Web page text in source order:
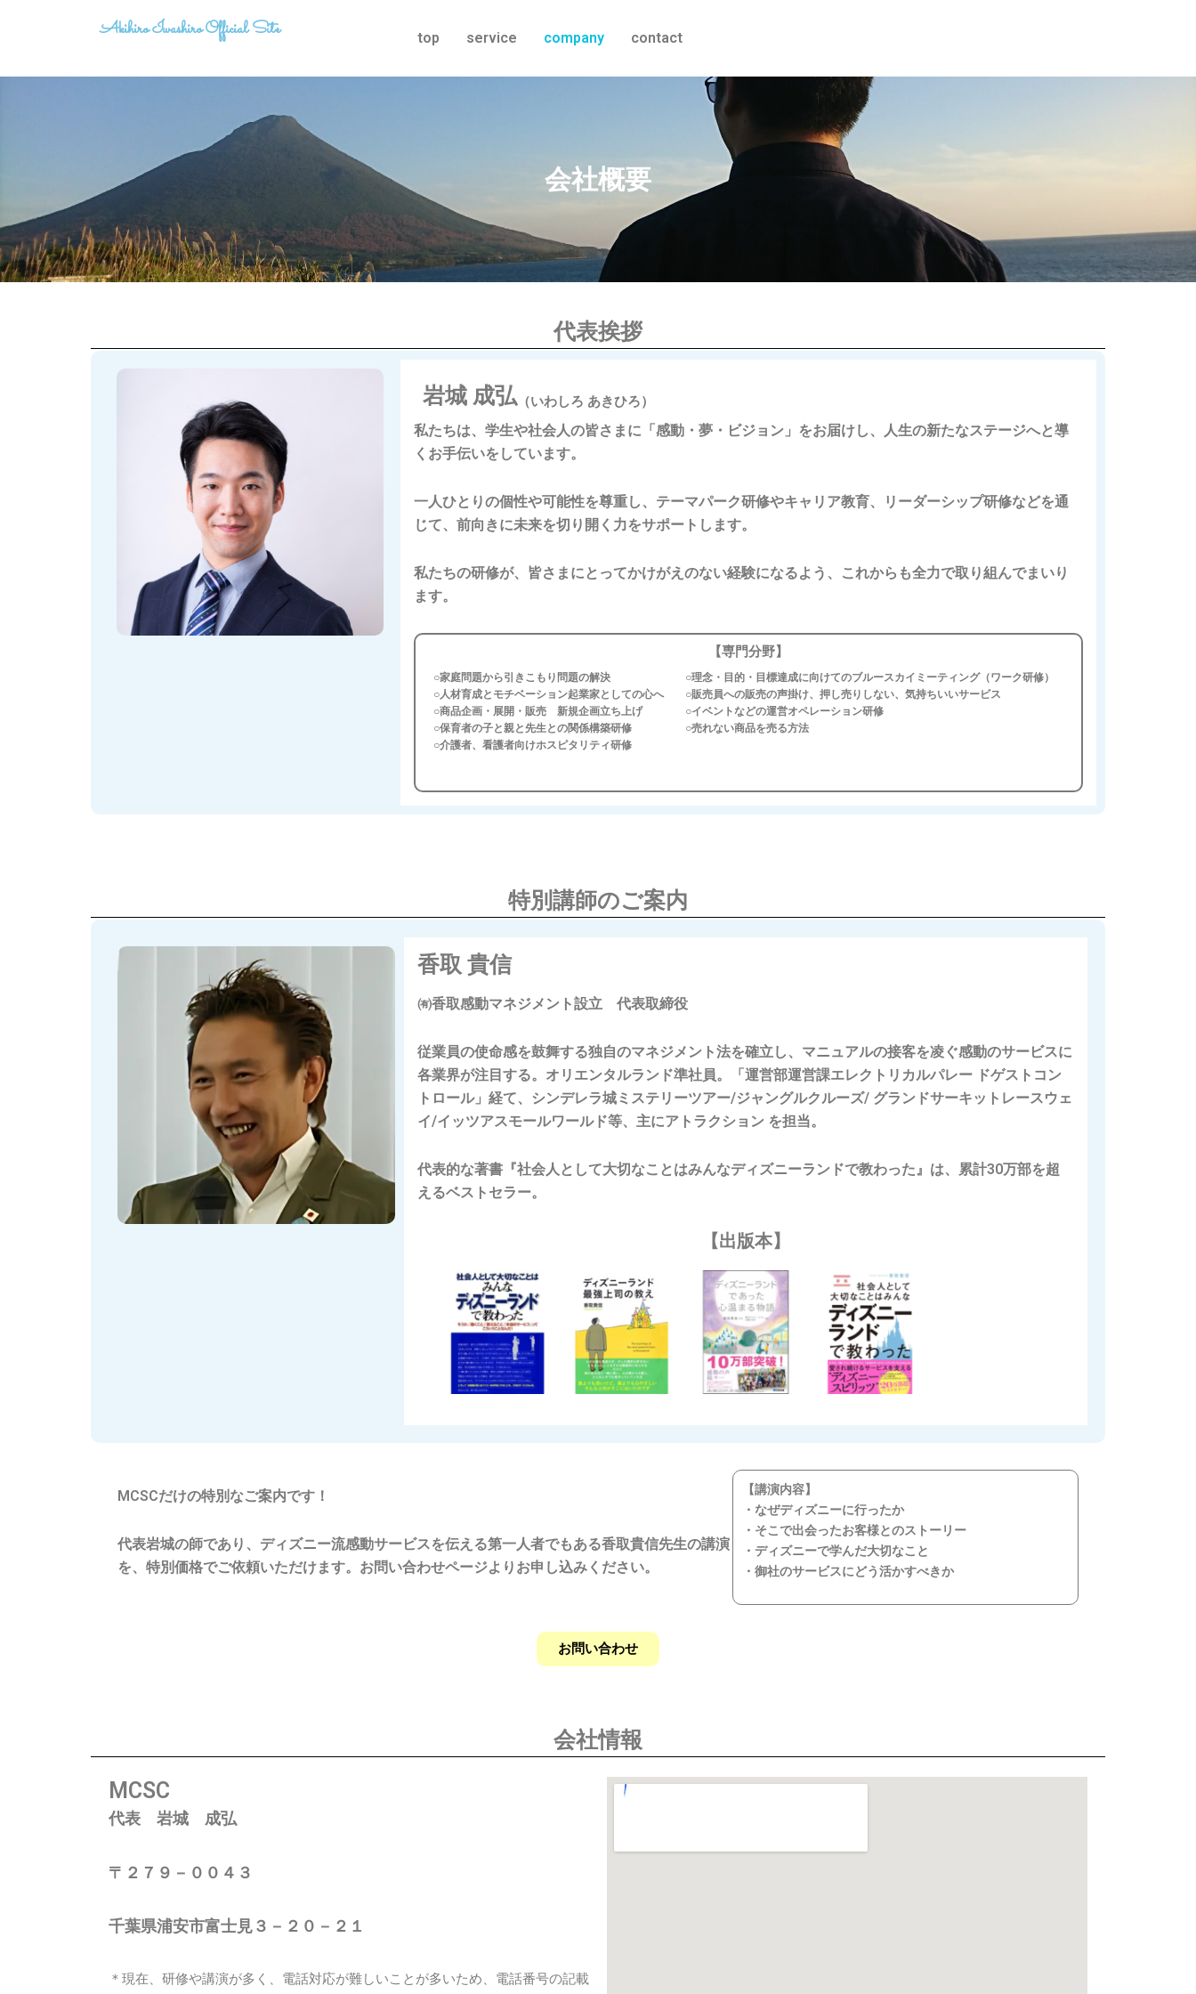
Akihiro Iwashiro Official Site top service company contact
会社概要
代表挨拶
岩城 成弘（いわしろ あきひろ）
私たちは、学生や社会人の皆さまに「感動・夢・ビジョン」をお届けし、人生の新たなステージへと導
くお手伝いをしています。
一人ひとりの個性や可能性を尊重し、テーマパーク研修やキャリア教育、リーダーシップ研修などを通
じて、前向きに未来を切り開く力をサポートします。
私たちの研修が、皆さまにとってかけがえのない経験になるよう、これからも全力で取り組んでまいり
ます。
【専門分野】
○家庭問題から引きこもり問題の解決
○人材育成とモチベーション起業家としての心へ
○商品企画・展開・販売 新規企画立ち上げ
○保育者の子と親と先生との関係構築研修
○介護者、看護者向けホスピタリティ研修
○理念・目的・目標達成に向けてのブルースカイミーティング（ワーク研修）
○販売員への販売の声掛け、押し売りしない、気持ちいいサービス
○イベントなどの運営オペレーション研修
○売れない商品を売る方法
特別講師のご案内
香取 貴信
㈲香取感動マネジメント設立 代表取締役
従業員の使命感を鼓舞する独自のマネジメント法を確立し、 マニュアルの接客を凌ぐ感動のサービスに
各業界が注目する。 オリエンタルランド準社員。「運営部運営課エレクトリカルパレー ドゲストコン
トロール」経て、シンデレラ城ミステリーツアー/ジャングルクルーズ/ グランドサーキットレースウェ
イ/イッツアスモールワールド等、主にアトラクション を担当。
代表的な著書『社会人として大切なことはみんなディズニーランドで教わった』は、累計30万部を超
えるベストセラー。
【出版本】
MCSCだけの特別なご案内です！
代表岩城の師であり、ディズニー流感動サービスを伝える第一人者でもある香取貴信先生の講演
を、特別価格でご依頼いただけます。お問い合わせページよりお申し込みください。
【講演内容】
・なぜディズニーに行ったか
・そこで出会ったお客様とのストーリー
・ディズニーで学んだ大切なこと
・御社のサービスにどう活かすべきか
お問い合わせ
会社情報
MCSC
代表 岩城 成弘
〒２７９－００４３
千葉県浦安市富士見３－２０－２１
＊現在、研修や講演が多く、電話対応が難しいことが多いため、電話番号の記載